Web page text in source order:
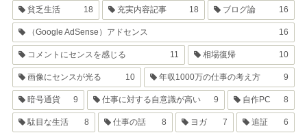
貧乏生活 18 充実内容記事 18 ブログ論 16
（Google AdSense）アドセンス 16
コメントにセンスを感じる 11 相場復帰 10
画像にセンスが光る 10 年収1000万の仕事の考え方 9
暗号通貨 9 仕事に対する自意識が高い 9 自作PC 8
駄目な生活 8 仕事の話 8 ヨガ 7 追証 6